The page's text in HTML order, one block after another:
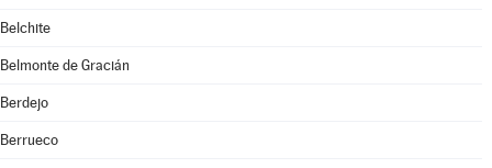
Belchite
Belmonte de Gracián
Berdejo
Berrueco